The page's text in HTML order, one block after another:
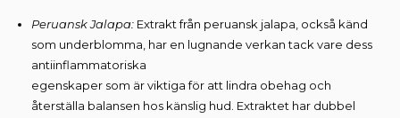
Peruansk Jalapa: Extrakt från peruansk jalapa, också känd
som underblomma, har en lugnande verkan tack vare dess
antiinflammatoriska
egenskaper som är viktiga för att lindra obehag och
återställa balansen hos känslig hud. Extraktet har dubbel